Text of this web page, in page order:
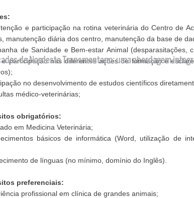
e participação na rotina veterinária do Centro de
manutenção diária dos centro, manutenção da base de
de Sanidade e Bem-estar Animal (desparasitações,
e participação nas diferentes ações de formação e
no desenvolvimento de estudos científicos
médico-veterinárias;
obrigatórios:
em Medicina Veterinária;
básicos de informática (Word, utilização de
de línguas (no mínimo, domínio do Inglês).
preferenciais:
profissional em clínica de grandes animais;
do Nordeste Transmontano: uma abordagem